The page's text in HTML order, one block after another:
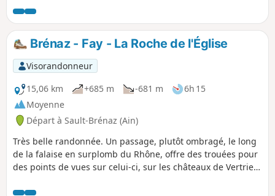
Brénaz - Fay - La Roche de l'Église
Visorandonneur
15,06 km
+685 m -681 m
6h 15
Moyenne
Départ à Sault-Brénaz (Ain)
Très belle randonnée. Un passage, plutôt ombragé, le long
de la falaise en surplomb du Rhône, offre des trouées pour
des points de vues sur celui-ci, sur les châteaux de Vertrieu
randonnée (760 m), au niveau des antennes des Rochettes